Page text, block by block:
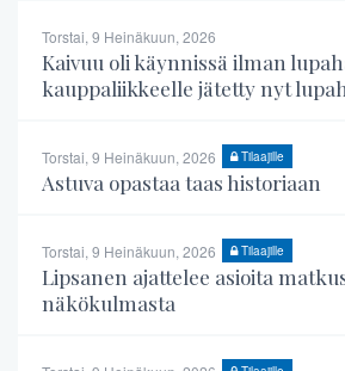
Torstai, 9 Heinäkuun, 2026
Kaivuu oli käynnissä ilman
kauppaliikkeelle jätetty nyt
Torstai, 9 Heinäkuun, 2026 Tilaajille
Astuva opastaa taas historiaan
Torstai, 9 Heinäkuun, 2026 Tilaajille
Lipsanen ajattelee asioita
näkökulmasta